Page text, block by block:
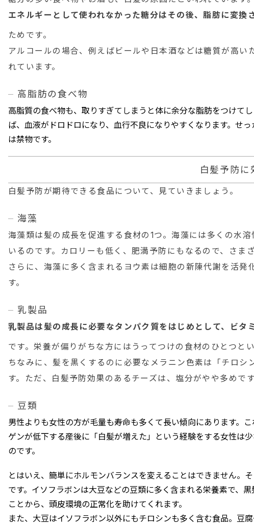
エネルギーとして使われなかった糖分はその後、脂肪に変換
ためです。
アルコールの場合、例えばビールや日本酒などは糖質が高
れています。
高脂肪の食べ物
高脂質の食べ物も、取りすぎてしまうと体に余分な脂肪をつけて
ば、血液がドロドロになり、血行不良になりやすくなります。せ
は禁物です。
白髪予防に
白髪予防が期待できる食品について、見ていきましょう。
海藻
海藻類は髪の成長を促進する食材の1つ。海藻には多くの水
いるのです。カロリーも低く、肥満予防にもなるので、さま
さらに、海藻に多く含まれるヨウ素は細胞の新陳代謝を活
す。
乳製品
乳製品は髪の成長に必要なタンパク質をはじめとして、ビ
です。栄養が偏りがちな方にはうってつけの食材のひとつとい
ちなみに、髪を黒くするのに必要なメラニン色素は「チロ
す。ただ、白髪予防効果のあるチーズは、塩分がやや多めで
豆類
男性よりも女性の方が毛量も寿命も多くて長い傾向にあります。
ゲンが低下する産後に「白髪が増えた」という経験をする女性は
のです。
とはいえ、簡単にホルモンバランスを変えることはできません。
です。イソフラボンは大豆などの豆類に多く含まれる栄養素で、
ことから、頭皮環境の正常化を助けてくれます。
また、大豆はイソフラボン以外にもチロシンも多く含む食品。豆